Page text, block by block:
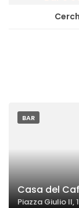
BAR
Casa del
Piazza Giulio II,